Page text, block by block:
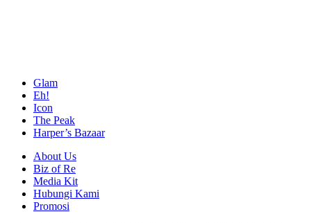
Glam
Eh!
Icon
The Peak
Harper’s Bazaar
About Us
Biz of Re
Media Kit
Hubungi Kami
Promosi